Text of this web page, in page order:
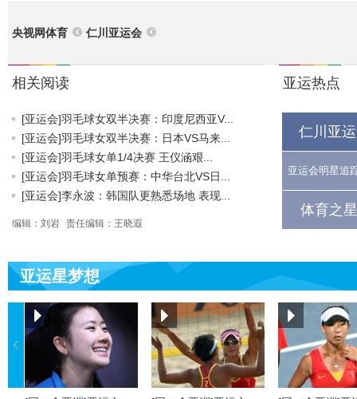
央视网体育 仁川亚运会
相关阅读
[亚运会]羽毛球女双半决赛：印度尼西亚V...
[亚运会]羽毛球女双半决赛：日本VS马来...
[亚运会]羽毛球女单1/4决赛 王仪涵艰...
[亚运会]羽毛球女单预赛：中华台北VS日...
[亚运会]李永波：韩国队更熟悉场地 表现...
编辑：刘岩 责任编辑：王晓遐
亚运热点
仁川亚
亚运会明星追
体育之
亚运星梦想